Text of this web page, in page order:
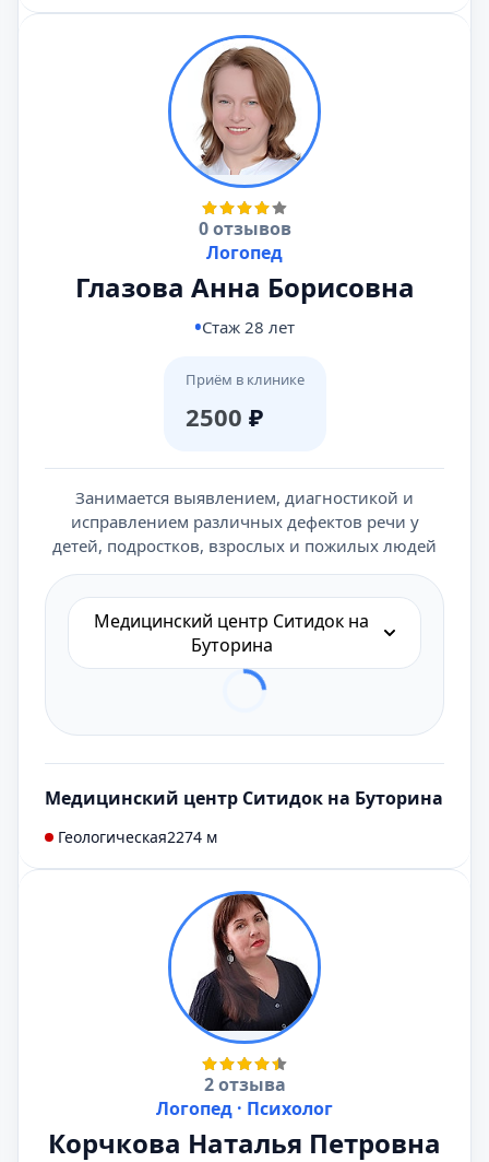
0 отзывов
Логопед
Глазова Анна Борисовна
Стаж 28 лет
Приём в клинике
2500 ₽
Занимается выявлением, диагностикой и
исправлением различных дефектов речи у
детей, подростков, взрослых и пожилых людей
Медицинский центр Ситидок на
Буторина
Медицинский центр Ситидок на Буторина
Геологическая2274 м
2 отзыва
Логопед · Психолог
Корчкова Наталья Петровна